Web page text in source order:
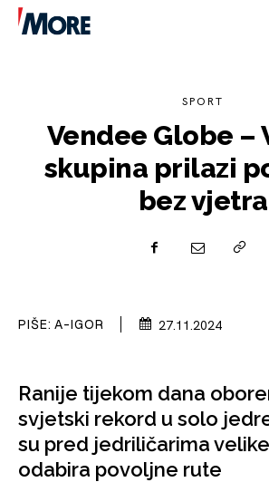
PLOVIDBA
VELIKE PRIČE
PRETPLATA
SPORT
Vendee Globe –
skupina prilazi
bez vjetra
PIŠE: A-IGOR 27.11.2024
Ranije tijekom dana
svjetski rekord u solo
su pred jedriličarima
odabira povoljne rute